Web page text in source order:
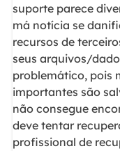
suporte parece
má notícia se
recursos de
seus arquivos/
problemático, pois
importantes são
não consegue
deve tentar
profissional de